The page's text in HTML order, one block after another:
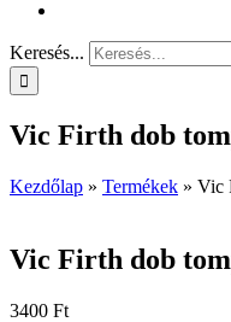
Keresés...
Vic Firth dob
Kezdőlap » Termékek » Vic
Vic Firth dob
3400 Ft